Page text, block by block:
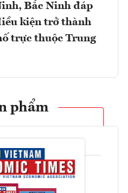
Bắc Ninh đáp
kiện trở thành
trực thuộc Trung
phẩm